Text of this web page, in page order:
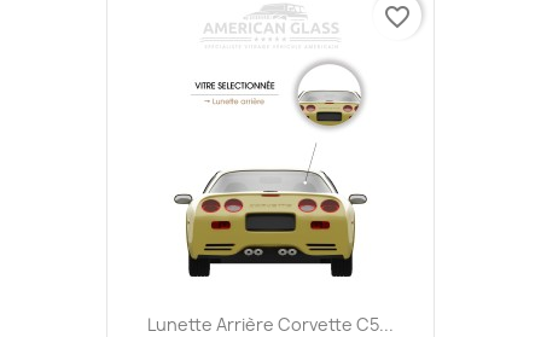
Lunette Arrière Corvette C5...
favorite_border